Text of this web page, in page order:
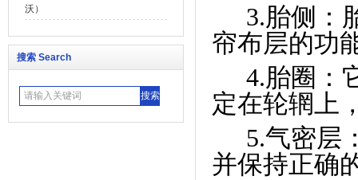
沃）
搜索 Search
3.胎侧：
帘布层的功
4.胎圈：
定在轮辋上
5.气密层
并保持正确